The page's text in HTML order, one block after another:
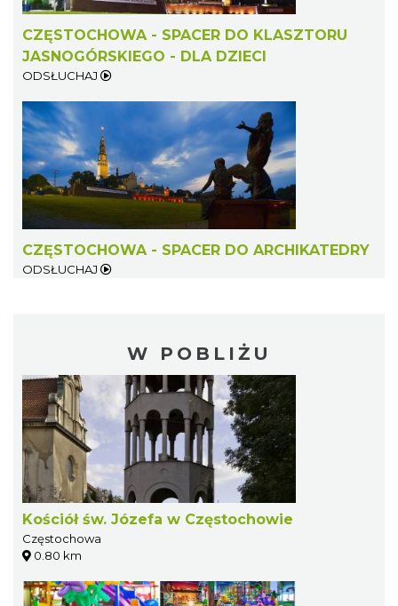
CZĘSTOCHOWA - SPACER DO KLASZTORU
JASNOGÓRSKIEGO - DLA DZIECI
ODSŁUCHAJ
CZĘSTOCHOWA - SPACER DO ARCHIKATEDRY
ODSŁUCHAJ
W POBLIŻU
Kościół św. Józefa w Częstochowie
Częstochowa
0.80 km